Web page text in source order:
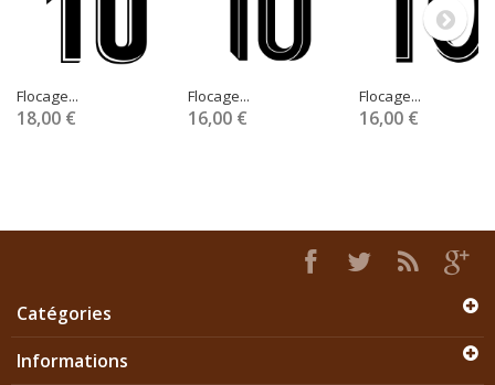
Flocage...
18,00 €
Flocage...
16,00 €
Flocage...
16,00 €
Catégories
Informations